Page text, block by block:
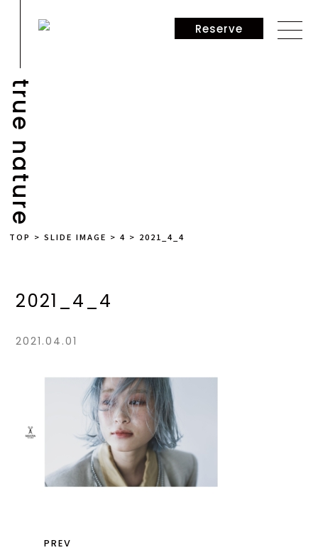
Reserve
true nature
TOP >SLIDE IMAGE >4 > 2021_4_4
2021_4_4
2021.04.01
PREV